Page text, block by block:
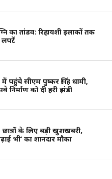
का तांडव: रिहायशी इलाकों तक
लपटें
में पहुंचे सीएम पुष्कर सिंह धामी,
निर्माण को दी हरी झंडी
के लिए बड़ी खुशखबरी,
भी’ का शानदार मौका